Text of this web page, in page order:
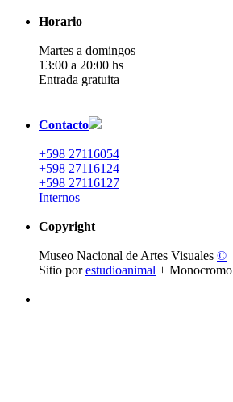
Horario
Martes a domingos
13:00 a 20:00 hs
Entrada gratuita
Contacto
+598 27116054
+598 27116124
+598 27116127
Internos
Copyright
Museo Nacional de Artes Visuales ©
Sitio porestudioanimal + Monocromo